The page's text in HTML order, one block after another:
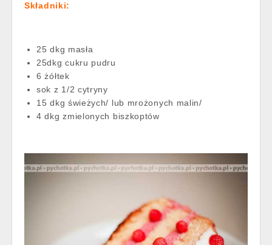
Składniki:
25 dkg masła
25dkg cukru pudru
6 żółtek
sok z 1/2 cytryny
15 dkg świeżych/ lub mrożonych malin/
4 dkg zmielonych biszkoptów